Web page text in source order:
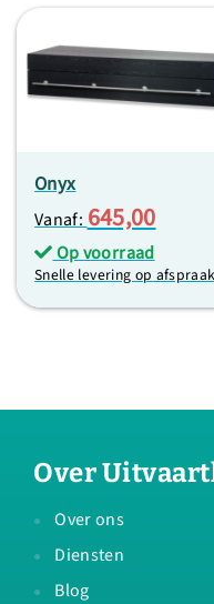
Onyx
Vanaf: 645,00
Op voorraad
Snelle levering op afspraak
Over
Over ons
Diensten
Blog